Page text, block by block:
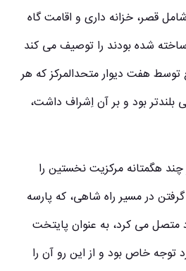
قصر، خزانه‌ داری و اقامت‌ گاه
شده بودند را توصیف می‌ کند
هفت دیوار متحدالمرکز که هر
بلندتر بود و بر آن اِشراف داشت،
هگمتانه مرکزیت نخستین را
در مسیر راه شاهی، که پارسه
می‌ کرد، به عنوان پایتخت
توجه خاص بود و از این رو آن را